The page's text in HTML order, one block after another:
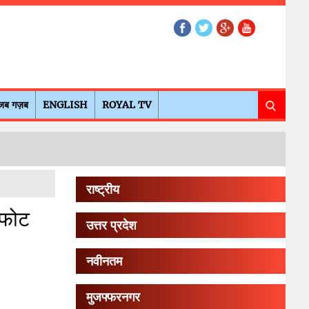
गज़ब ENGLISH ROYAL TV
राष्ट्रीय
उत्तर प्रदेश
नवीनतम
मुजफ्फरनगर